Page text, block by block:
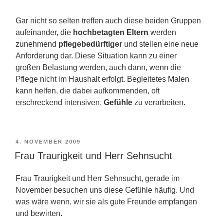
Gar nicht so selten treffen auch diese beiden Gruppen
aufeinander, die hochbetagten Eltern werden
zunehmend pflegebedürftiger und stellen eine neue
Anforderung dar. Diese Situation kann zu einer
großen Belastung werden, auch dann, wenn die
Pflege nicht im Haushalt erfolgt. Begleitetes Malen
kann helfen, die dabei aufkommenden, oft
erschreckend intensiven, Gefühle zu verarbeiten.
VERÖFFENTLICHT
AM
4. NOVEMBER 2009
Frau Traurigkeit und Herr Sehnsucht
Frau Traurigkeit und Herr Sehnsucht, gerade im
November besuchen uns diese Gefühle häufig. Und
was wäre wenn, wir sie als gute Freunde empfangen
und bewirten.